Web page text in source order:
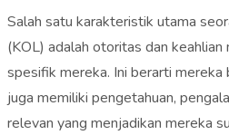
Salah satu karakteristik utama
(KOL) adalah otoritas dan keahlian
spesifik mereka. Ini berarti mereka
juga memiliki pengetahuan,
relevan yang menjadikan mereka